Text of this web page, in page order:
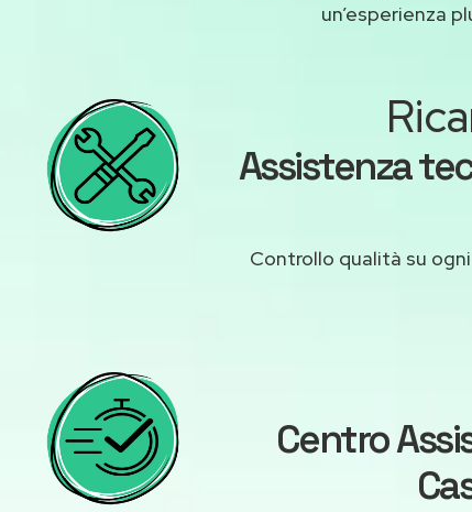
un’esperienza
Assistenza
Controllo qualità su
Centro